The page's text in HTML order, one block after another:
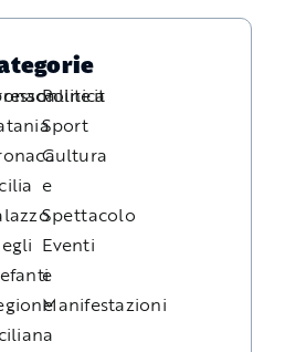
Politica
Sport
Cultura
e
Spettacolo
Eventi
e
Manifestazioni